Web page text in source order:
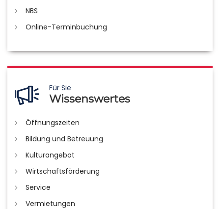
NBS
Online-Terminbuchung
Für Sie
Wissenswertes
Öffnungszeiten
Bildung und Betreuung
Kulturangebot
Wirtschaftsförderung
Service
Vermietungen